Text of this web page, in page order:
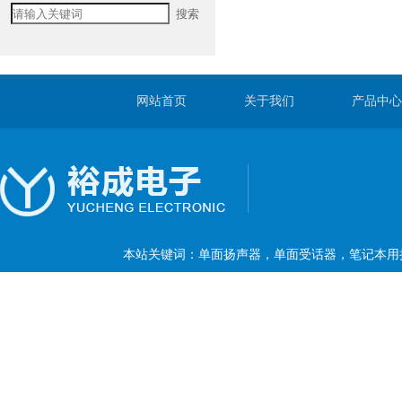
网站首页 关于我们 产品中心
本站关键词：单面扬声器，单面受话器，笔记本